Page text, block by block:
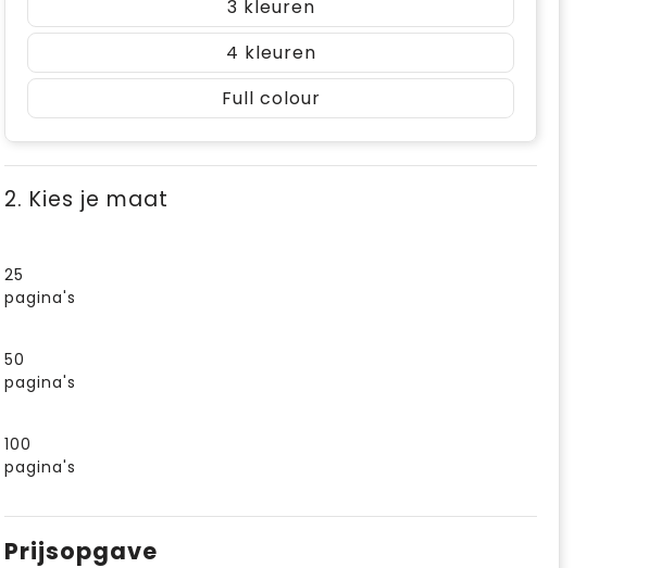
3
4
Full colour
2. Kies je maat
25
pagina's
50
pagina's
100
pagina's
Prijsopgave